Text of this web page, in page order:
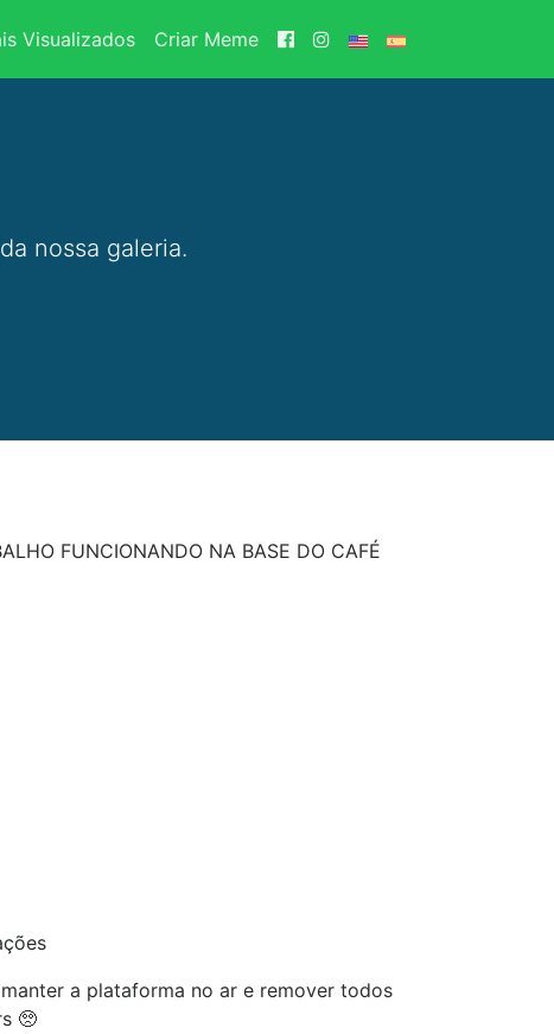
Visualizados Criar Meme
nossa galeria.
FUNCIONANDO NA BASE DO CAFÉ
a plataforma no ar e remover todos
🥺